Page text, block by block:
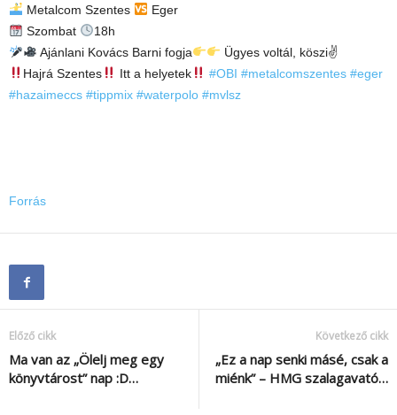
Metalcom Szentes
Eger
Szombat
18h
Ajánlani Kovács Barni fogja
Ügyes voltál, köszi✌
Hajrá Szentes
Itt a helyetek #OBI #metalcomszentes #eger
#hazaimeccs #tippmix #waterpolo #mvlsz
Forrás
Előző cikk
Ma van az „Ölelj meg egy
könyvtárost” nap :D…
Következő cikk
„Ez a nap senki másé, csak a
miénk” – HMG szalagavató…